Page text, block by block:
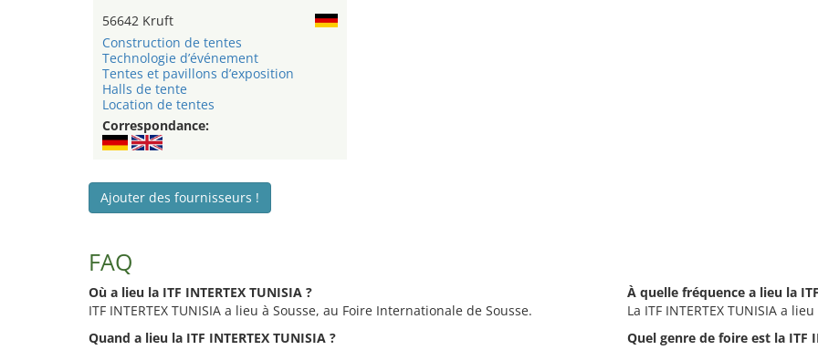
56642 Kruft
Construction de tentes
Technologie d’événement
Tentes et pavillons d’exposition
Halls de tente
Location de tentes
Correspondance:
Ajouter des fournisseurs !
FAQ
Où a lieu la ITF INTERTEX TUNISIA ?
ITF INTERTEX TUNISIA a lieu à Sousse, au Foire Internationale de Sousse.
Quand a lieu la ITF INTERTEX TUNISIA ?
À quelle fréquence a lieu la
La ITF INTERTEX TUNISIA a
Quel genre de foire est la ITF